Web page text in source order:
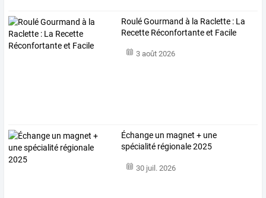
Roulé Gourmand à la Raclette : La
Recette Réconfortante et Facile
3 août 2026
Échange un magnet + une
spécialité régionale 2025
30 juil. 2026